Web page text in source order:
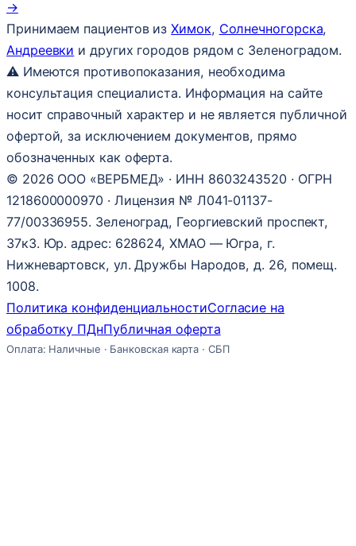
→
Принимаем пациентов изХимок, Солнечногорска,
Андреевки и других городов рядом с Зеленоградом.
⚠ Имеются противопоказания, необходима
консультация специалиста. Информация на сайте
носит справочный характер и не является публичной
офертой, за исключением документов, прямо
обозначенных как оферта.
© 2026 ООО «ВЕРБМЕД» · ИНН 8603243520 · ОГРН
1218600000970 · Лицензия № Л041-01137-
77/00336955. Зеленоград, Георгиевский проспект,
37к3. Юр. адрес: 628624, ХМАО — Югра, г.
Нижневартовск, ул. Дружбы Народов, д. 26, помещ.
1008.
Политика конфиденциальностиСогласие на
обработку ПДнПубличная оферта
Оплата: Наличные · Банковская карта · СБП